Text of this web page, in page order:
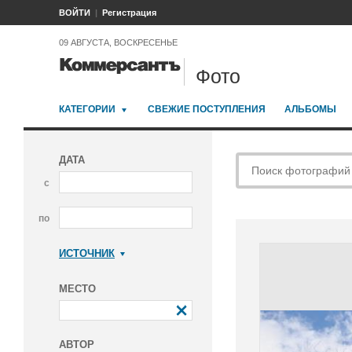
ВОЙТИ Регистрация
09 АВГУСТА, ВОСКРЕСЕНЬЕ
Фото
КАТЕГОРИИ СВЕЖИЕ ПОСТУПЛЕНИЯ АЛЬБОМЫ
ДАТА
с
по
ИСТОЧНИК
МЕСТО
АВТОР